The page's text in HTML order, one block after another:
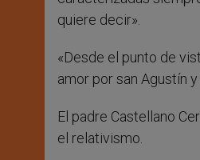
quiere decir».
«Desde el punto de
amor por san Agustín
El padre Castellano
el relativismo.